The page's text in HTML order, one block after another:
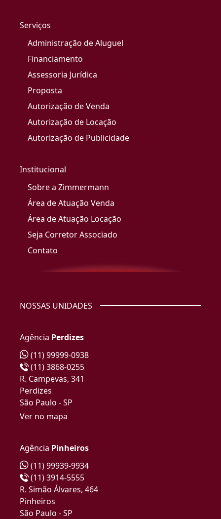
Serviços
Administração de Aluguel
Financiamento
Assessoria Jurídica
Proposta
Autorização de Venda
Autorização de Locação
Autorização de Publicidade
Institucional
Sobre a Zimmermann
Área de Atuação Venda
Área de Atuação Locação
Seja Corretor Associado
Contato
NOSSAS UNIDADES
Agência Perdizes
(11) 99999-0938
(11) 3868-0255
R. Campevas, 341
Perdizes
São Paulo - SP
Ver no mapa
Agência Pinheiros
(11) 99939-9934
(11) 3914-5555
R. Simão Álvares, 464
Pinheiros
São Paulo - SP